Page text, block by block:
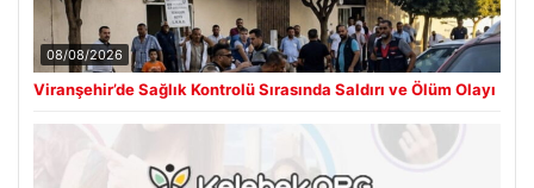
08/08/2026
Viranşehir’de Sağlık Kontrolü Sırasında Saldırı ve Ölüm Olayı